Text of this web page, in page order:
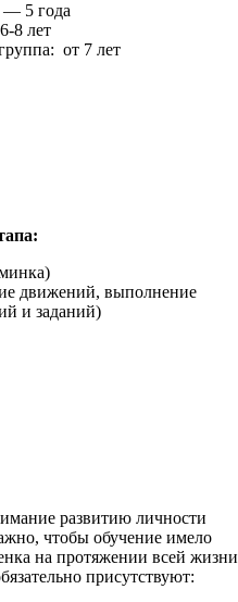
5 года
8 лет
от 7 лет
движений, выполнение
и заданий)
развитию личности
чтобы обучение имело
на протяжении всей
присутствуют: